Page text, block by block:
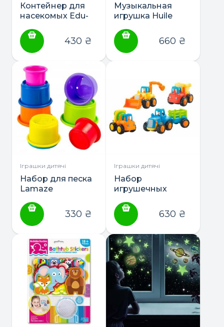
Контейнер для
насекомых Edu-
увеличительными
стеклами 4x 6x
(BL010)
430 ₴
Музыкальная
игрушка Huile
мороженым (6101)
660 ₴
Іграшки дитячі
Набор для песка
Lamaze
(L27291)
330 ₴
Іграшки дитячі
Набор
игрушечных
Toys Фермерская
техника, 4 шт.
(326)
630 ₴